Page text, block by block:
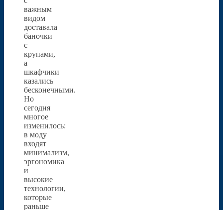
важным
видом
доставала
баночки
с
крупами,
а
шкафчики
казались
бесконечными.
Но
сегодня
многое
изменилось:
в моду
входят
минимализм,
эргономика
и
высокие
технологии,
которые
раньше